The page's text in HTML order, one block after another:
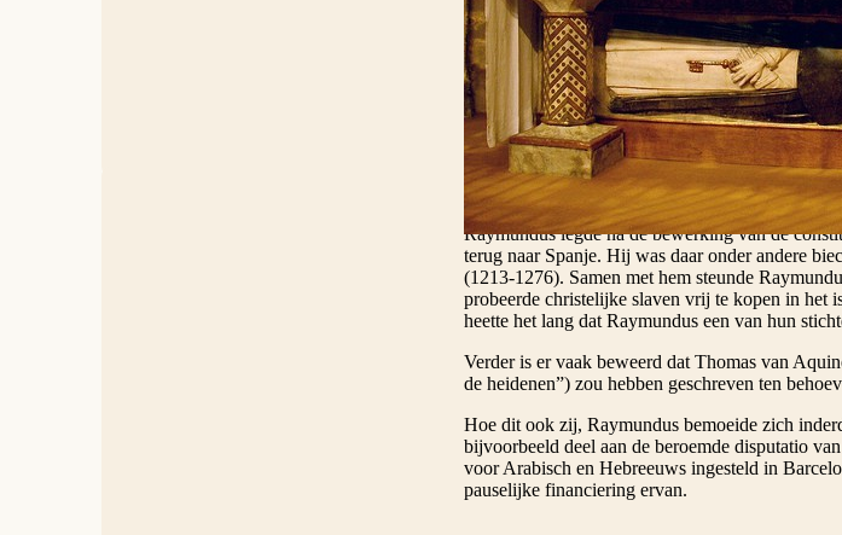
Zijn belangrijkste daad als magister was het
een balans tussen een stevige organisatie en de
vragen. De eerste constituties dateerden uit
Raymundus’ versie werd in 1241 goedgekeurd
Contacten met moslims en joden
Raymundus legde na de bewerking van de
terug naar Spanje. Hij was daar onder andere
(1213-1276). Samen met hem steunde
probeerde christelijke slaven vrij te kopen in het
heette het lang dat Raymundus een van hun
Verder is er vaak beweerd dat Thomas van
de heidenen”) zou hebben geschreven ten
Hoe dit ook zij, Raymundus bemoeide zich
bijvoorbeeld deel aan de beroemde disputatio
voor Arabisch en Hebreeuws ingesteld in
pauselijke financiering ervan.